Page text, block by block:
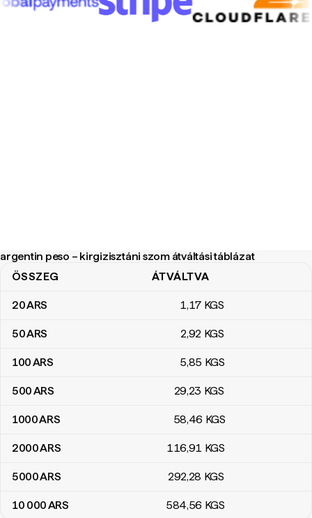
argentin peso – kirgizisztáni szom átváltási táblázat
argentin peso – kirgizisztáni szom átváltási táblázat
ÖSSZEG ÁTVÁLTVA
20ARS 1,17 KGS
50ARS 2,92 KGS
100ARS 5,85 KGS
500ARS 29,23 KGS
1000ARS 58,46 KGS
2000ARS 116,91 KGS
5000ARS 292,28 KGS
10 000ARS 584,56 KGS